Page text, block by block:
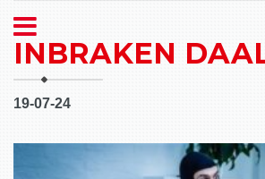
INBRAKEN
19-07-24